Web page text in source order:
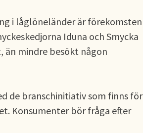
i låglöneländer är förekomsten
Iduna och Smycka
mindre besökt någon
de branschinitiativ som finns för
Konsumenter bör fråga efter